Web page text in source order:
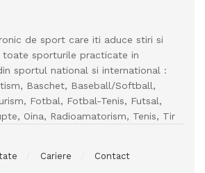
de sport care iti aduce stiri si
sporturile practicate in
sportul national si international :
Baschet, Baseball/Softball,
Fotbal, Fotbal-Tenis, Futsal,
Oina, Radioamatorism, Tenis, Tir
Cariere Contact